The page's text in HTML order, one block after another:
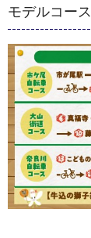
モデルコース